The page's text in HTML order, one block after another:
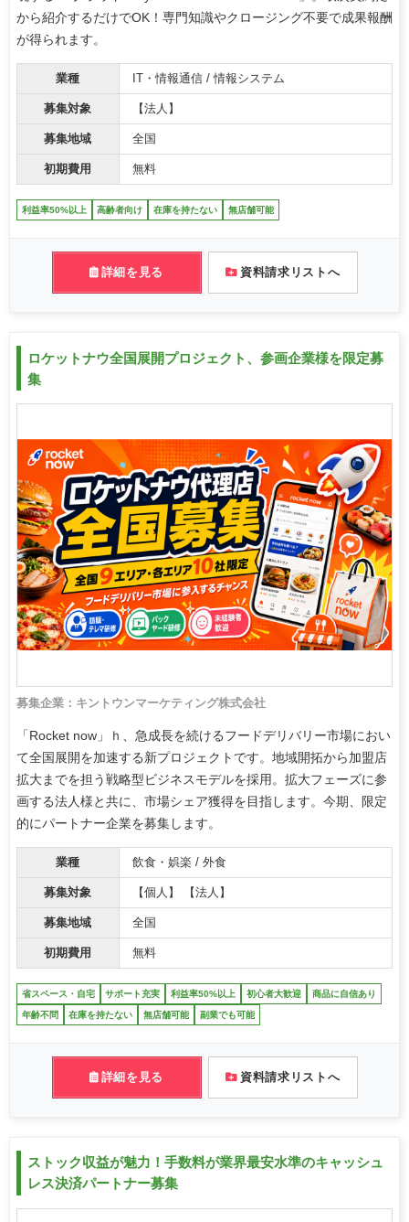
から紹介するだけでOK！専門知識やクロージング不要で成果報酬
が得られます。
業種 IT・情報通信 / 情報システム
募集対象 【法人】
募集地域 全国
初期費用 無料
利益率50%以上 高齢者向け 在庫を持たない 無店舗可能
詳細を見る 資料請求リストへ
ロケットナウ全国展開プロジェクト、参画企業様を限定募
集
募集企業：キントウンマーケティング株式会社
「Rocket now」ｈ、急成長を続けるフードデリバリー市場におい
て全国展開を加速する新プロジェクトです。地域開拓から加盟店
拡大までを担う戦略型ビジネスモデルを採用。拡大フェーズに参
画する法人様と共に、市場シェア獲得を目指します。今期、限定
的にパートナー企業を募集します。
業種 飲食・娯楽 / 外食
募集対象 【個人】 【法人】
募集地域 全国
初期費用 無料
省スペース・自宅 サポート充実 利益率50%以上 初心者大歓迎 商品に自信あり
年齢不問 在庫を持たない 無店舗可能 副業でも可能
詳細を見る 資料請求リストへ
ストック収益が魅力！手数料が業界最安水準のキャッシュ
レス決済パートナー募集